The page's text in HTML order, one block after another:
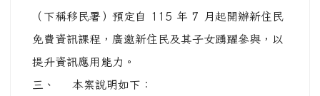
（下稱移民署）預定自 115 年 7 月起開辦新住民
免費資訊課程，廣邀新住民及其子女踴躍參與，以
提升資訊應用能力。
三、 本案說明如下：